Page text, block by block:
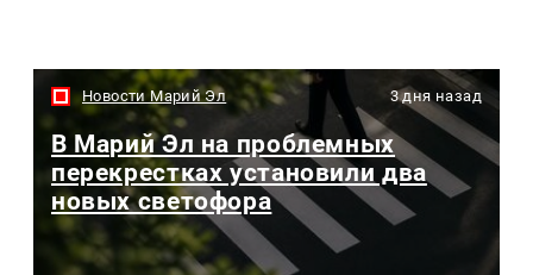
Новости Марий Эл 3 дня назад
В Марий Эл на проблемных
перекрестках установили два
новых светофора